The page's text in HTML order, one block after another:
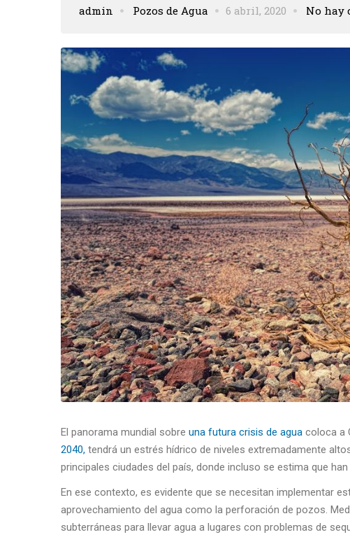
admin Pozos de Agua 6 abril, 2020 No hay
El panorama mundial sobre una futura crisis de agua coloca a
2040, tendrá un estrés hídrico de niveles extremadamente
principales ciudades del país, donde incluso se estima que
En ese contexto, es evidente que se necesitan implementar
aprovechamiento del agua como la perforación de pozos.
subterráneas para llevar agua a lugares con problemas de